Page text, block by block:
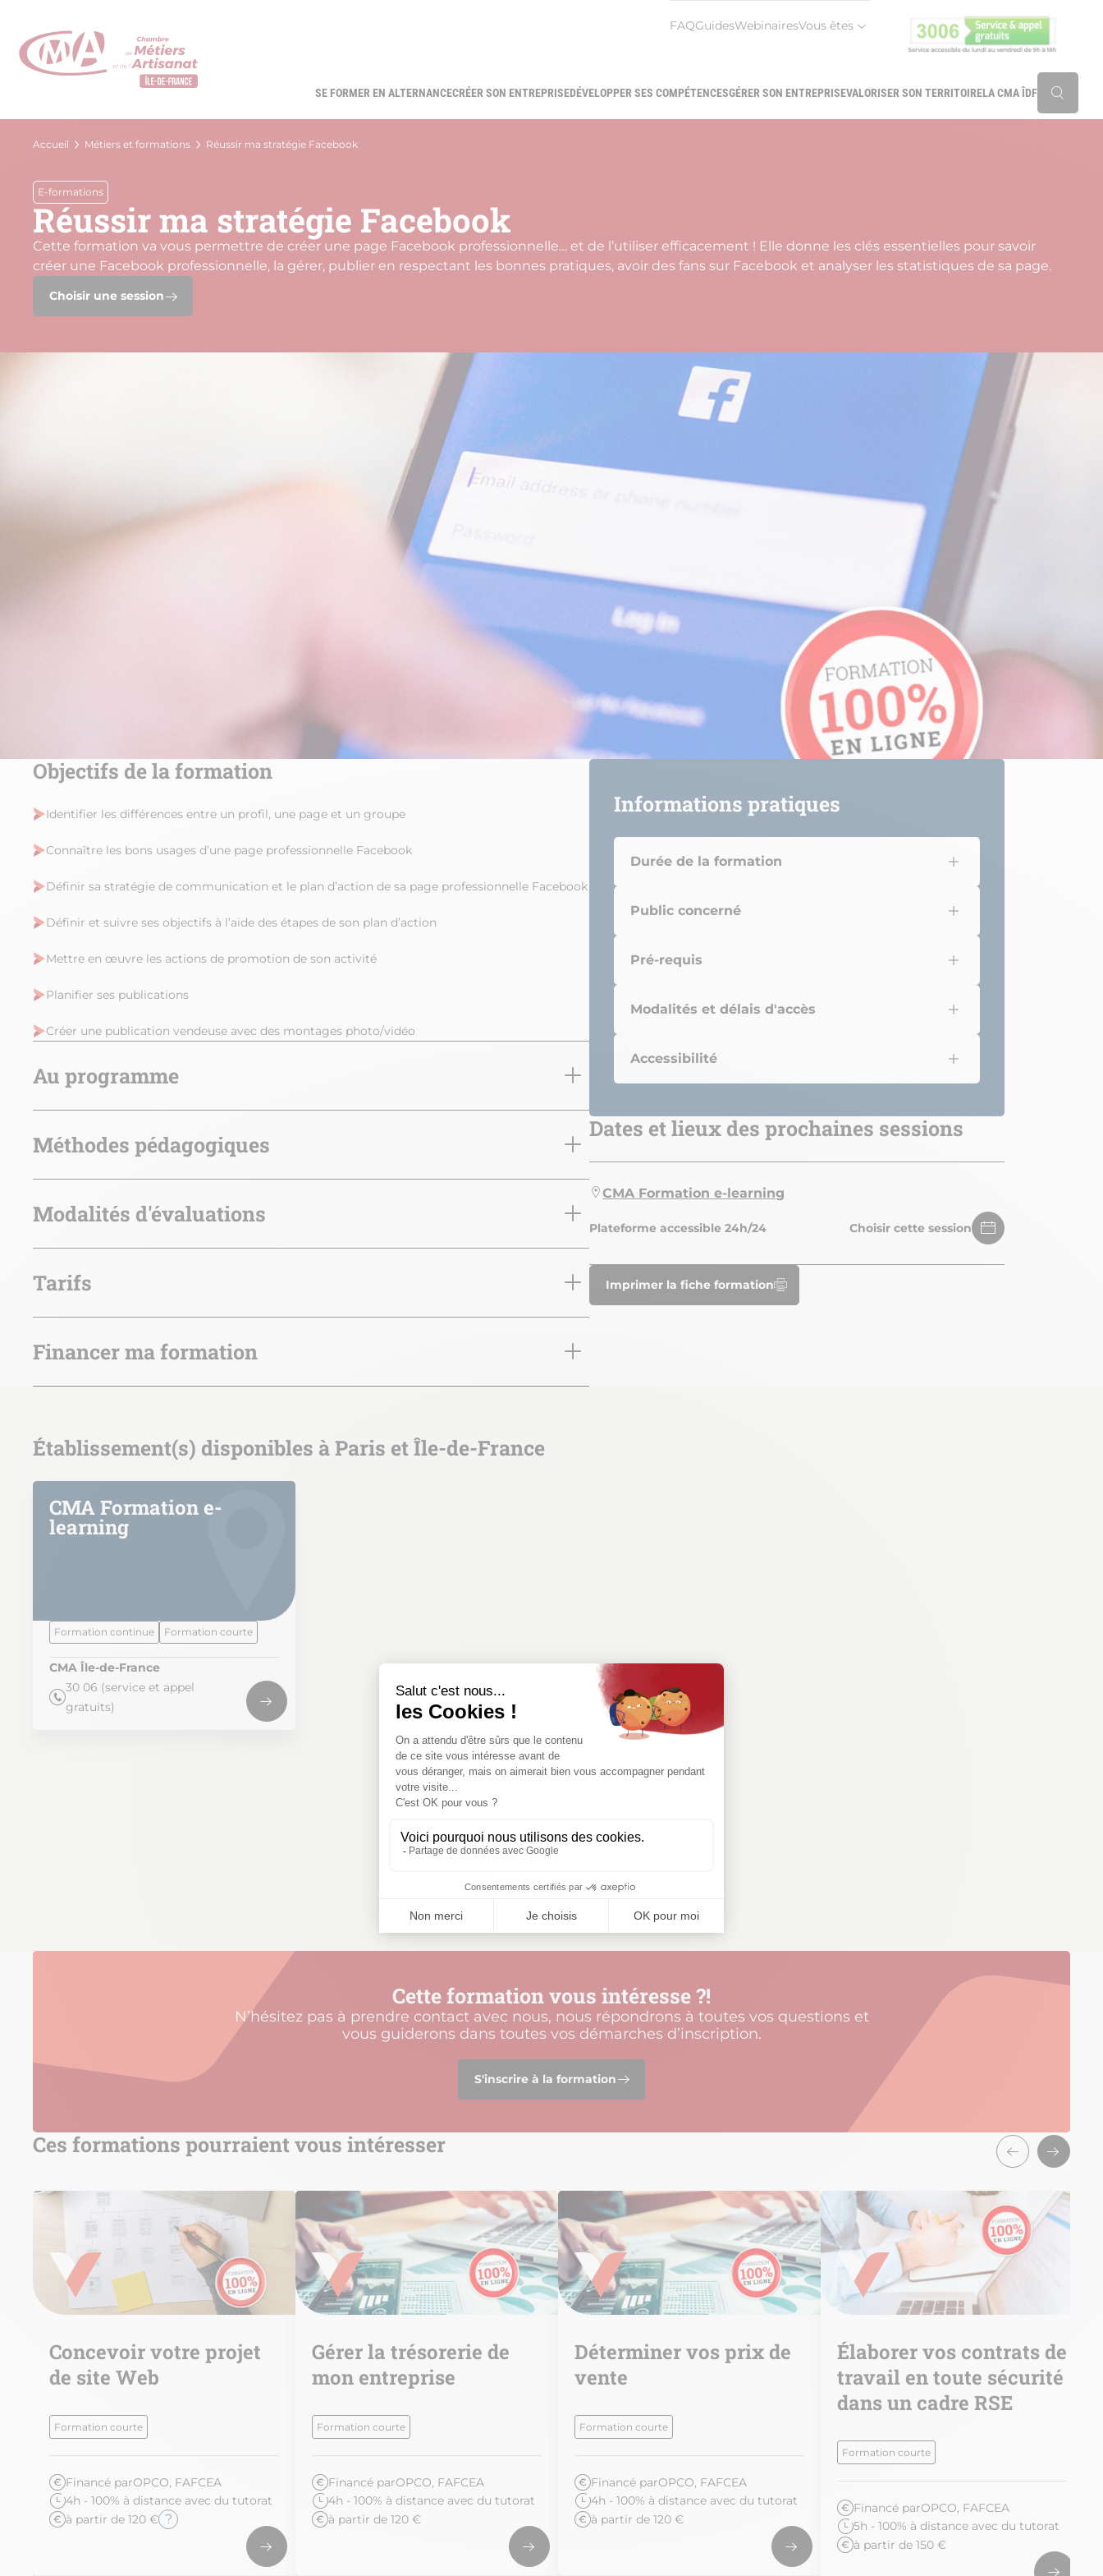
contenu
principal
Menu
FAQGuidesWebinairesVous êtes
Navigation
SE FORMER EN ALTERNANCECRÉER SON ENTREPRISEDÉVELOPPER SES COMPÉTENCESGÉRER SON ENTREPRISEVALORISER SON TERRITOIRELA CMA ÎDF
Fil
Accueil Métiers et formations Réussir ma stratégie Facebook
E-formations
Réussir ma stratégie Facebook
Cette formation va vous permettre de créer une page Facebook professionnelle… et de l’utiliser efficacement ! Elle donne les clés essentielles pour savoir
créer une Facebook professionnelle, la gérer, publier en respectant les bonnes pratiques, avoir des fans sur Facebook et analyser les statistiques de sa page.
Choisir une session
Objectifs de la formation
Identifier les différences entre un profil, une page et un groupe
Connaître les bons usages d’une page professionnelle Facebook
Définir sa stratégie de communication et le plan d’action de sa page professionnelle Facebook
Définir et suivre ses objectifs à l’aide des étapes de son plan d’action
Mettre en œuvre les actions de promotion de son activité
Planifier ses publications
Créer une publication vendeuse avec des montages photo/vidéo
Au programme
Méthodes pédagogiques
Modalités d'évaluations
Tarifs
Financer ma formation
Informations pratiques
Durée de la formation
Public concerné
Pré-requis
Modalités et délais d'accès
Accessibilité
Dates et lieux des prochaines sessions
CMA Formation e-learning
Plateforme accessible 24h/24 Choisir cette session
Imprimer la fiche formation
Établissement(s) disponibles à Paris et Île-de-France
CMA Formation e-
learning
Formation continue Formation courte
CMA Île-de-France
30 06 (service et appel
gratuits)
Cette formation vous intéresse ?!
N’hésitez pas à prendre contact avec nous, nous répondrons à toutes vos questions et
vous guiderons dans toutes vos démarches d’inscription.
S'inscrire à la formation
Ces formations pourraient vous intéresser
Concevoir votre projet
de site Web
Formation courte
Financé parOPCO, FAFCEA
4h - 100% à distance avec du tutorat
à partir de 120 € ?
Gérer la trésorerie de
mon entreprise
Formation courte
Financé parOPCO, FAFCEA
4h - 100% à distance avec du tutorat
à partir de 120 €
Déterminer vos prix de
vente
Formation courte
Financé parOPCO, FAFCEA
4h - 100% à distance avec du tutorat
à partir de 120 €
Élaborer vos contrats de
travail en toute sécurité
dans un cadre RSE
Formation courte
Financé parOPCO, FAFCEA
5h - 100% à distance avec du tutorat
à partir de 150 €